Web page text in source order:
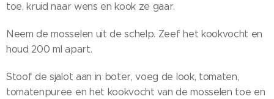
toe, kruid naar wens en kook ze gaar.
Neem de mosselen uit de schelp. Zeef het kookvocht en
houd 200 ml apart.
Stoof de sjalot aan in boter, voeg de look, tomaten,
tomatenpuree en het kookvocht van de mosselen toe en